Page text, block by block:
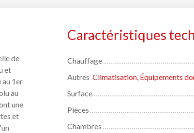
de
et
au 1er
au
une
et
Caractéristiques
Chauffage
Autres
Surface
Pièces
Chambres